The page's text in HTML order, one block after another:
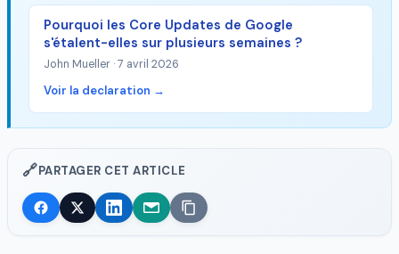
Pourquoi les Core Updates de Google
s'étalent-elles sur plusieurs semaines ?
John Mueller · 7 avril 2026
Voir la declaration →
🔗PARTAGER CET ARTICLE